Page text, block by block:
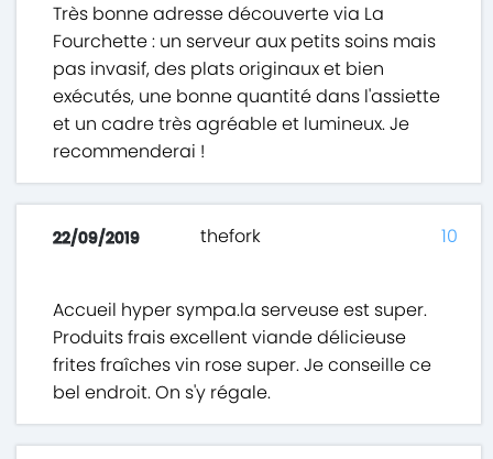
Très bonne adresse découverte via La
Fourchette : un serveur aux petits soins mais
pas invasif, des plats originaux et bien
exécutés, une bonne quantité dans l'assiette
et un cadre très agréable et lumineux. Je
recommenderai !
22/09/2019 thefork
Accueil hyper sympa.la serveuse est super.
Produits frais excellent viande délicieuse
frites fraîches vin rose super. Je conseille ce
bel endroit. On s'y régale.
10